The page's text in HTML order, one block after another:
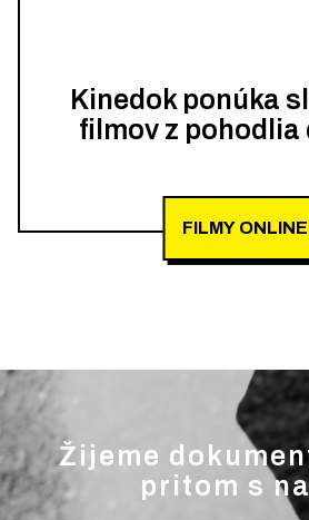
Kinedok ponúka
filmov z pohodlia
FILMY ONLINE
Žijeme
pritom s